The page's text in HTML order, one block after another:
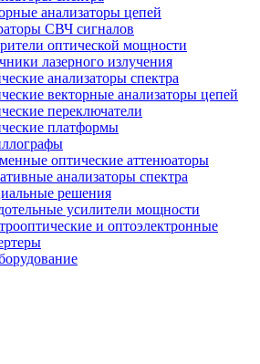
анализаторы цепей
СВЧ сигналов
оптической мощности
лазерного излучения
анализаторы спектра
векторные анализаторы цепей
переключатели
платформы
оптические аттенюаторы
анализаторы спектра
решения
усилители мощности
и оптоэлектронные